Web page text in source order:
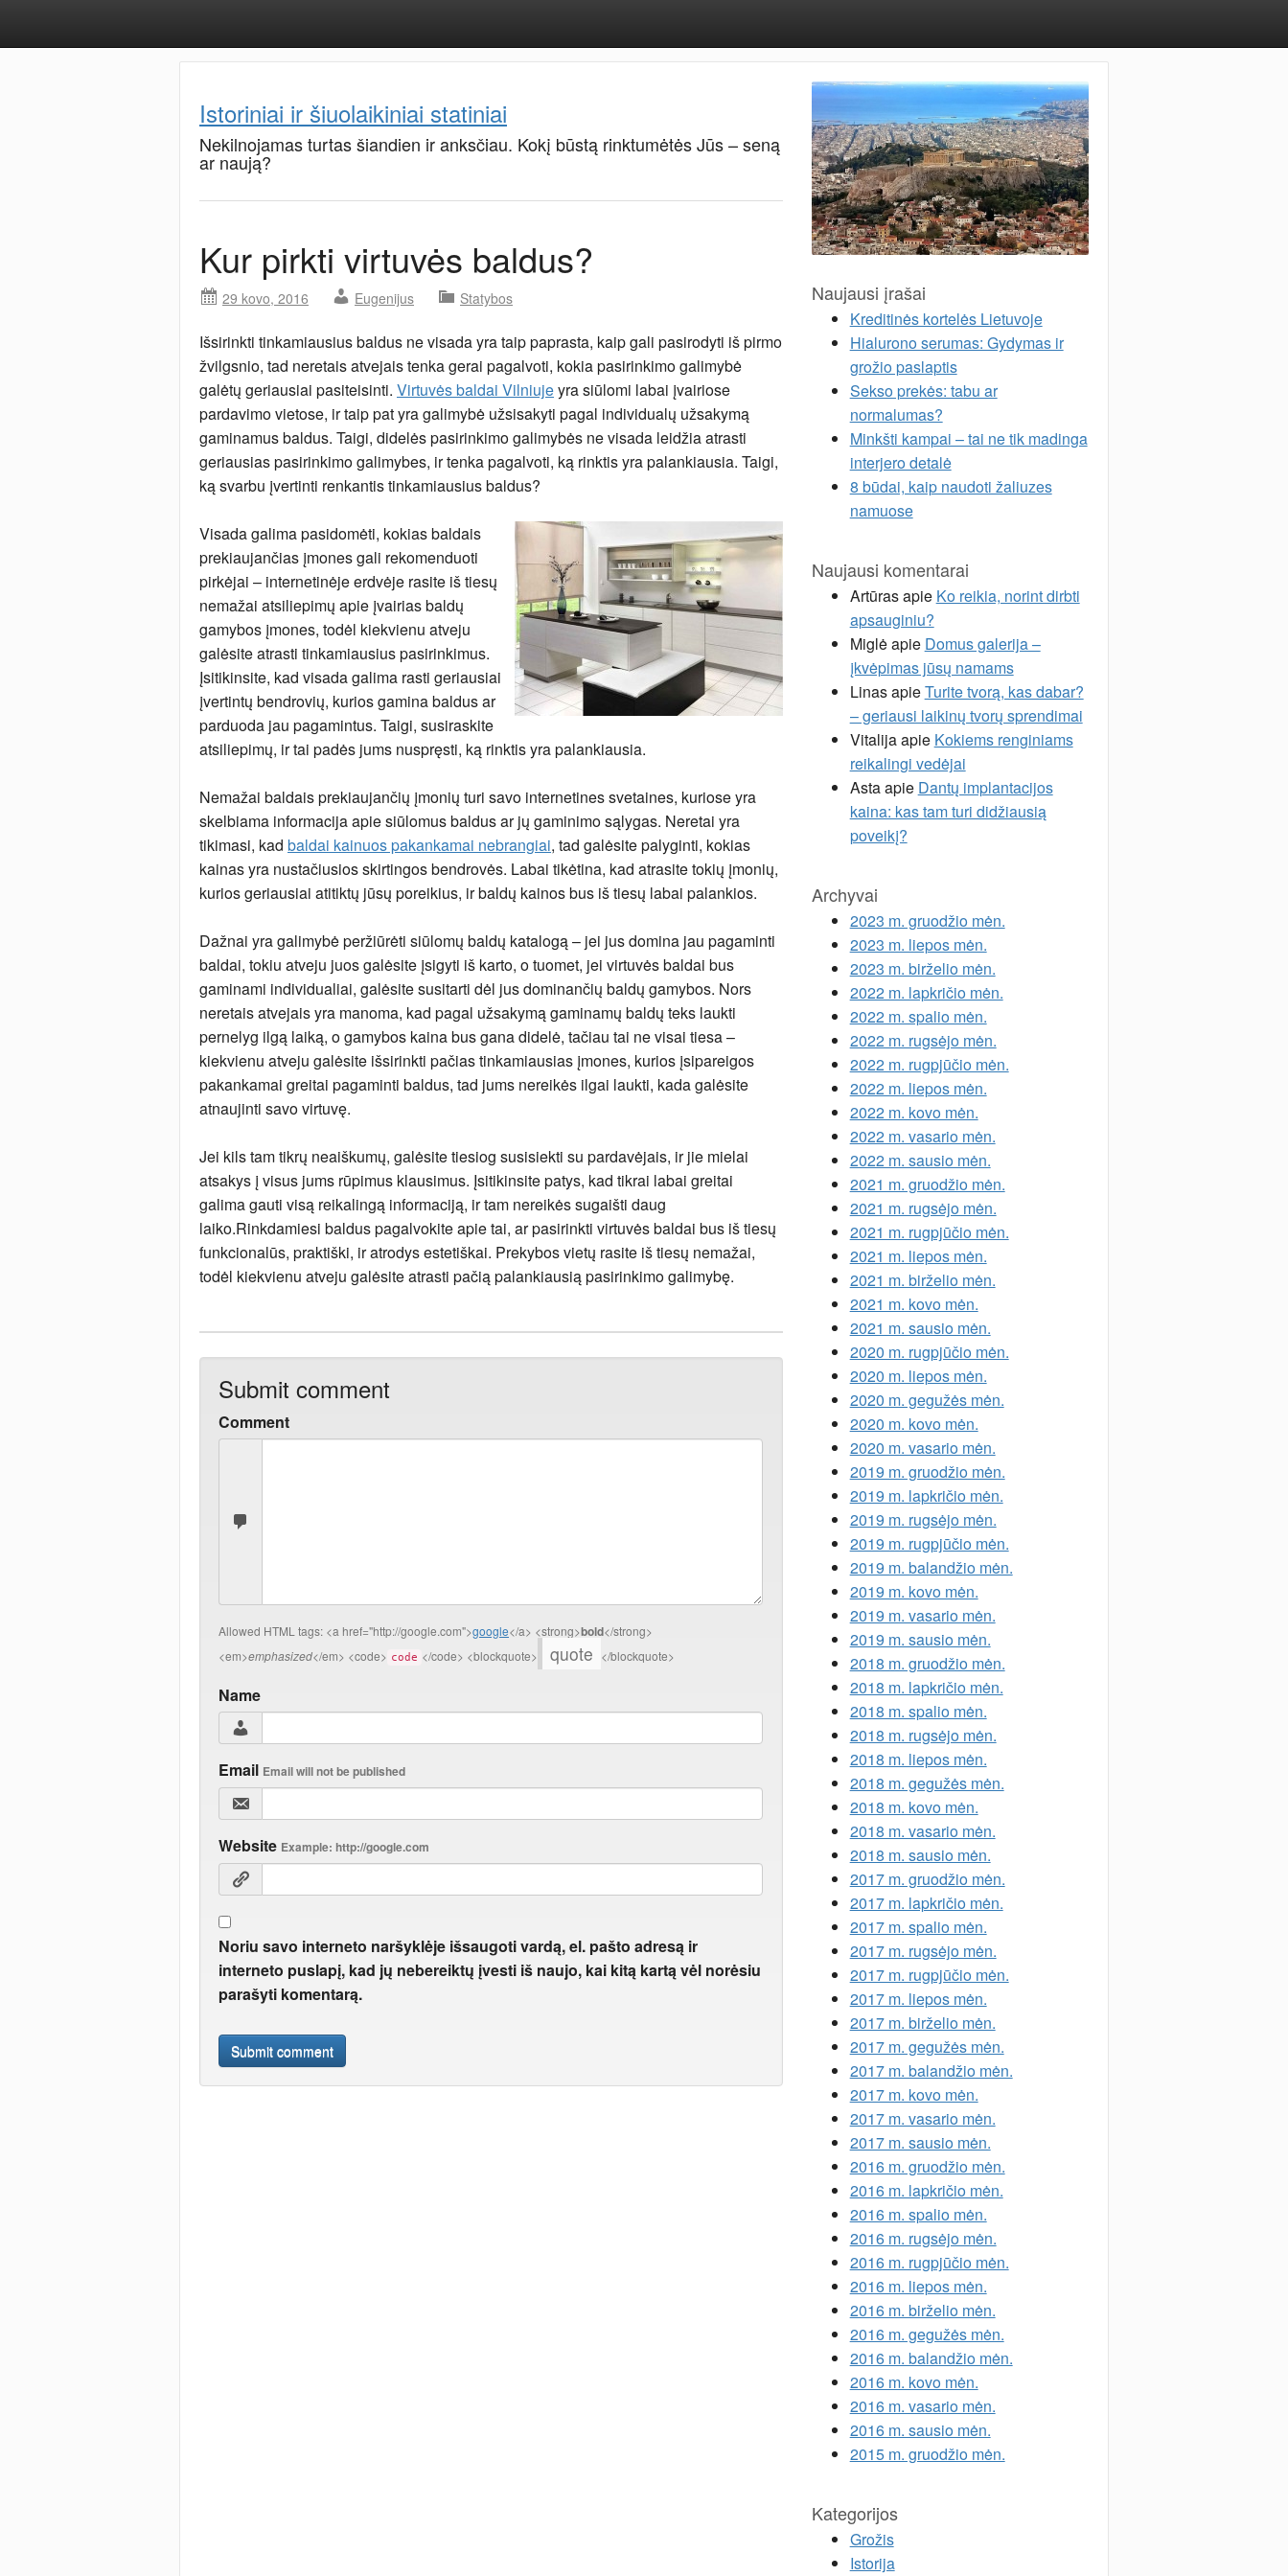
Istoriniai ir šiuolaikiniai statiniai
Nekilnojamas turtas šiandien ir anksčiau. Kokį būstą rinktumėtės Jūs – seną
ar naują?
Kur pirkti virtuvės baldus?
29 kovo, 2016 Eugenijus Statybos
Išsirinkti tinkamiausius baldus ne visada yra taip paprasta, kaip gali pasirodyti iš pirmo
žvilgsnio, tad neretais atvejais tenka gerai pagalvoti, kokia pasirinkimo galimybė
galėtų geriausiai pasiteisinti. Virtuvės baldai Vilniujeyra siūlomi labai įvairiose
pardavimo vietose, ir taip pat yra galimybė užsisakyti pagal individualų užsakymą
gaminamus baldus. Taigi, didelės pasirinkimo galimybės ne visada leidžia atrasti
geriausias pasirinkimo galimybes, ir tenka pagalvoti, ką rinktis yra palankiausia. Taigi,
ką svarbu įvertinti renkantis tinkamiausius baldus?
Visada galima pasidomėti, kokias baldais
prekiaujančias įmones gali rekomenduoti
pirkėjai – internetinėje erdvėje rasite iš tiesų
nemažai atsiliepimų apie įvairias baldų
gamybos įmones, todėl kiekvienu atveju
galėsite atrasti tinkamiausius pasirinkimus.
Įsitikinsite, kad visada galima rasti geriausiai
įvertintų bendrovių, kurios gamina baldus ar
parduoda jau pagamintus. Taigi, susiraskite
atsiliepimų, ir tai padės jums nuspręsti, ką rinktis yra palankiausia.
Nemažai baldais prekiaujančių įmonių turi savo internetines svetaines, kuriose yra
skelbiama informacija apie siūlomus baldus ar jų gaminimo sąlygas. Neretai yra
tikimasi, kad baldai kainuos pakankamai nebrangiai, tad galėsite palyginti, kokias
kainas yra nustačiusios skirtingos bendrovės. Labai tikėtina, kad atrasite tokių įmonių,
kurios geriausiai atitiktų jūsų poreikius, ir baldų kainos bus iš tiesų labai palankios.
Dažnai yra galimybė peržiūrėti siūlomų baldų katalogą – jei jus domina jau pagaminti
baldai, tokiu atveju juos galėsite įsigyti iš karto, o tuomet, jei virtuvės baldai bus
gaminami individualiai, galėsite susitarti dėl jus dominančių baldų gamybos. Nors
neretais atvejais yra manoma, kad pagal užsakymą gaminamų baldų teks laukti
pernelyg ilgą laiką, o gamybos kaina bus gana didelė, tačiau tai ne visai tiesa –
kiekvienu atveju galėsite išsirinkti pačias tinkamiausias įmones, kurios įsipareigos
pakankamai greitai pagaminti baldus, tad jums nereikės ilgai laukti, kada galėsite
atnaujinti savo virtuvę.
Jei kils tam tikrų neaiškumų, galėsite tiesiog susisiekti su pardavėjais, ir jie mielai
atsakys į visus jums rūpimus klausimus. Įsitikinsite patys, kad tikrai labai greitai
galima gauti visą reikalingą informaciją, ir tam nereikės sugaišti daug
laiko.Rinkdamiesi baldus pagalvokite apie tai, ar pasirinkti virtuvės baldai bus iš tiesų
funkcionalūs, praktiški, ir atrodys estetiškai. Prekybos vietų rasite iš tiesų nemažai,
todėl kiekvienu atveju galėsite atrasti pačią palankiausią pasirinkimo galimybę.
Submit comment
Comment
Allowed HTML tags: <a href="http://google.com">google</a> <strong>bold</strong>
<em>emphasized</em> <code> code </code> <blockquote> quote </blockquote>
Name
Email Email will not be published
Website Example: http://google.com
Noriu savo interneto naršyklėje išsaugoti vardą, el. pašto adresą ir
interneto puslapį, kad jų nebereiktų įvesti iš naujo, kai kitą kartą vėl norėsiu
parašyti komentarą.
Naujausi įrašai
Kreditinės kortelės Lietuvoje
Hialurono serumas: Gydymas ir
grožio paslaptis
Sekso prekės: tabu ar
normalumas?
Minkšti kampai – tai ne tik madinga
interjero detalė
8 būdai, kaip naudoti žaliuzes
namuose
Naujausi komentarai
Artūrasapie Ko reikia, norint dirbti
apsauginiu?
Miglėapie Domus galerija –
įkvėpimas jūsų namams
LinasapieTurite tvorą, kas dabar?
– geriausi laikinų tvorų sprendimai
Vitalijaapie Kokiems renginiams
reikalingi vedėjai
Astaapie Dantų implantacijos
kaina: kas tam turi didžiausią
poveikį?
Archyvai
2023 m. gruodžio mėn.
2023 m. liepos mėn.
2023 m. birželio mėn.
2022 m. lapkričio mėn.
2022 m. spalio mėn.
2022 m. rugsėjo mėn.
2022 m. rugpjūčio mėn.
2022 m. liepos mėn.
2022 m. kovo mėn.
2022 m. vasario mėn.
2022 m. sausio mėn.
2021 m. gruodžio mėn.
2021 m. rugsėjo mėn.
2021 m. rugpjūčio mėn.
2021 m. liepos mėn.
2021 m. birželio mėn.
2021 m. kovo mėn.
2021 m. sausio mėn.
2020 m. rugpjūčio mėn.
2020 m. liepos mėn.
2020 m. gegužės mėn.
2020 m. kovo mėn.
2020 m. vasario mėn.
2019 m. gruodžio mėn.
2019 m. lapkričio mėn.
2019 m. rugsėjo mėn.
2019 m. rugpjūčio mėn.
2019 m. balandžio mėn.
2019 m. kovo mėn.
2019 m. vasario mėn.
2019 m. sausio mėn.
2018 m. gruodžio mėn.
2018 m. lapkričio mėn.
2018 m. spalio mėn.
2018 m. rugsėjo mėn.
2018 m. liepos mėn.
2018 m. gegužės mėn.
2018 m. kovo mėn.
2018 m. vasario mėn.
2018 m. sausio mėn.
2017 m. gruodžio mėn.
2017 m. lapkričio mėn.
2017 m. spalio mėn.
2017 m. rugsėjo mėn.
2017 m. rugpjūčio mėn.
2017 m. liepos mėn.
2017 m. birželio mėn.
2017 m. gegužės mėn.
2017 m. balandžio mėn.
2017 m. kovo mėn.
2017 m. vasario mėn.
2017 m. sausio mėn.
2016 m. gruodžio mėn.
2016 m. lapkričio mėn.
2016 m. spalio mėn.
2016 m. rugsėjo mėn.
2016 m. rugpjūčio mėn.
2016 m. liepos mėn.
2016 m. birželio mėn.
2016 m. gegužės mėn.
2016 m. balandžio mėn.
2016 m. kovo mėn.
2016 m. vasario mėn.
2016 m. sausio mėn.
2015 m. gruodžio mėn.
Kategorijos
Grožis
Istorija